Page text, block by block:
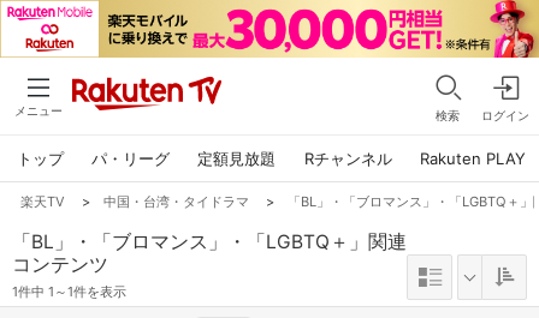
メニュー 検索 ログイン
トップ パ・リーグ 定額見放題 Rチャンネル Rakuten PLAY
楽天TV > 中国・台湾・タイドラマ > 「BL」・「ブロマンス」・「LGBTQ＋
「BL」・「ブロマンス」・「LGBTQ＋」関連
コンテンツ
1件中 1～1件を表示